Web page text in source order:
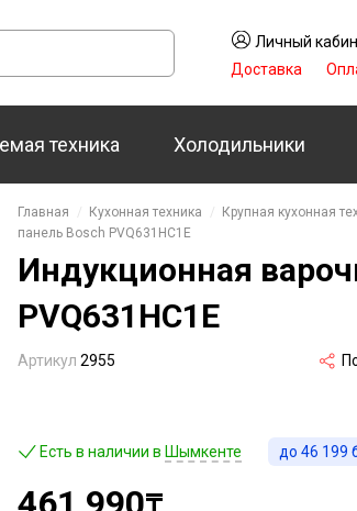
Личный
Доставка
Холодильники
техника
Главная Кухонная техника Крупная кухонная
панель Bosch PVQ631HC1E
Индукционная
PVQ631HC1E
Артикул 2955
Есть в наличии в Шымкенте до 46 199